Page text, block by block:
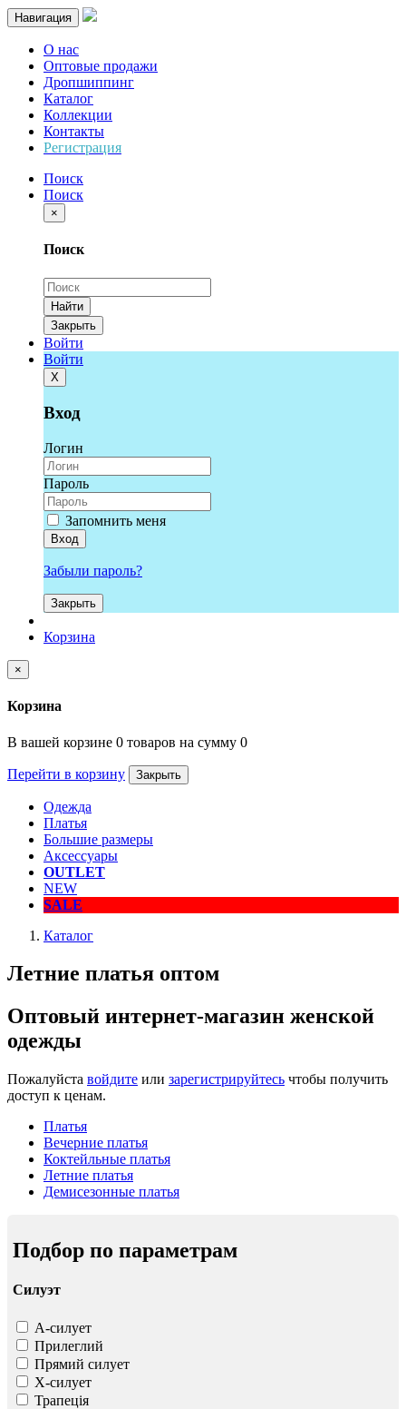
Навигация
О нас
Оптовые продажи
Дропшиппинг
Каталог
Коллекции
Контакты
Регистрация
Поиск
Поиск
×
Поиск
Найти
Закрыть
Войти
Войти
Х
Вход
Логин
Пароль
Запомнить меня
Вход
Забыли пароль?
Закрыть
Корзина
×
Корзина
В вашей корзине 0 товаров на сумму 0
Перейти в корзину Закрыть
Одежда
Платья
Большие размеры
Аксессуары
OUTLET
NEW
SALE
Каталог
Летние платья оптом
Оптовый интернет-магазин женской
одежды
Пожалуйста войдите или зарегистрируйтесь чтобы получить
доступ к ценам.
Платья
Вечерние платья
Коктейльные платья
Летние платья
Демисезонные платья
Подбор по параметрам
Силуэт
А-силует
Прилеглий
Прямий силует
Х-силует
Трапеція